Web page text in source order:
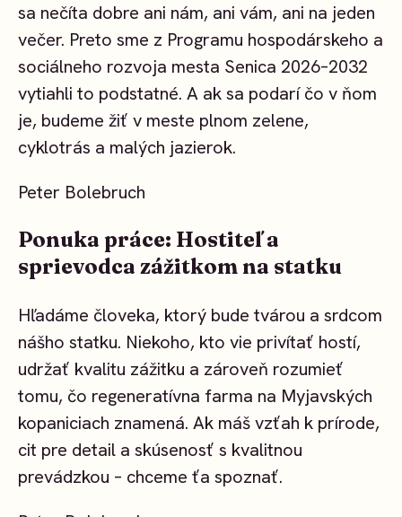
sa nečíta dobre ani nám, ani vám, ani na jeden
večer. Preto sme z Programu hospodárskeho a
sociálneho rozvoja mesta Senica 2026–2032
vytiahli to podstatné. A ak sa podarí čo v ňom
je, budeme žiť v meste plnom zelene,
cyklotrás a malých jazierok.
Peter Bolebruch
Ponuka práce: Hostiteľ a
sprievodca zážitkom na statku
Hľadáme človeka, ktorý bude tvárou a srdcom
nášho statku. Niekoho, kto vie privítať hostí,
udržať kvalitu zážitku a zároveň rozumieť
tomu, čo regeneratívna farma na Myjavských
kopaniciach znamená. Ak máš vzťah k prírode,
cit pre detail a skúsenosť s kvalitnou
prevádzkou – chceme ťa spoznať.